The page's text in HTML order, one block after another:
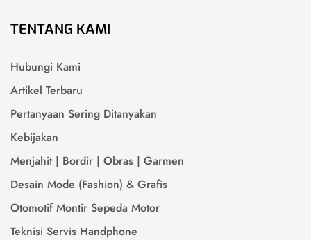
TENTANG KAMI
Hubungi Kami
Artikel Terbaru
Pertanyaan Sering Ditanyakan
Kebijakan
Menjahit | Bordir | Obras | Garmen
Desain Mode (Fashion) & Grafis
Otomotif Montir Sepeda Motor
Teknisi Servis Handphone